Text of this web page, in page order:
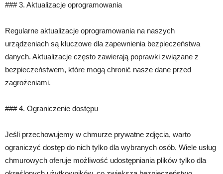
### 3. Aktualizacje oprogramowania
Regularne aktualizacje oprogramowania na naszych
urządzeniach są kluczowe dla zapewnienia bezpieczeństwa
danych. Aktualizacje często zawierają poprawki związane z
bezpieczeństwem, które mogą chronić nasze dane przed
zagrożeniami.
### 4. Ograniczenie dostępu
Jeśli przechowujemy w chmurze prywatne zdjęcia, warto
ograniczyć dostęp do nich tylko dla wybranych osób. Wiele usług
chmurowych oferuje możliwość udostępniania plików tylko dla